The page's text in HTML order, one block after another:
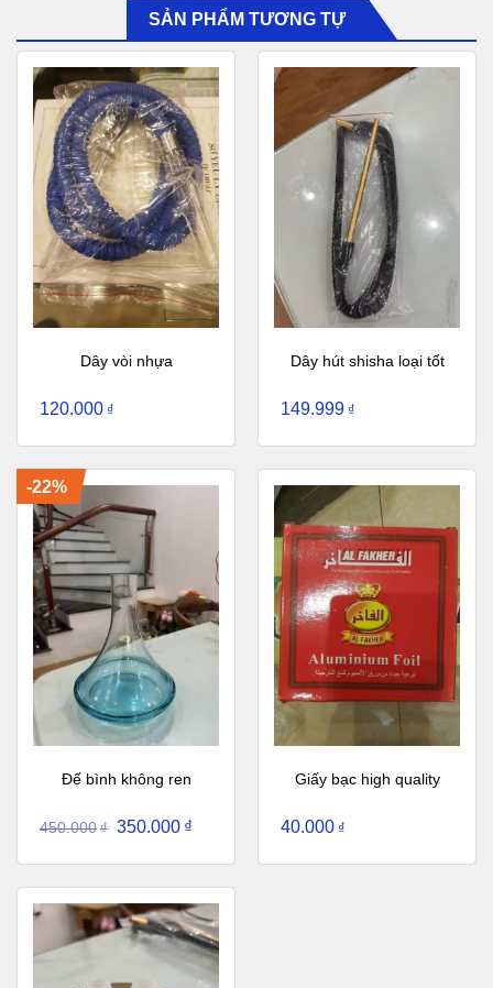
SẢN PHẨM TƯƠNG TỰ
Dây vòi nhựa
120.000 ₫
Dây hút shisha loại tốt
149.999 ₫
-22%
Đế bình không ren
450.000 ₫ 350.000 ₫
Giấy bạc high quality
40.000 ₫